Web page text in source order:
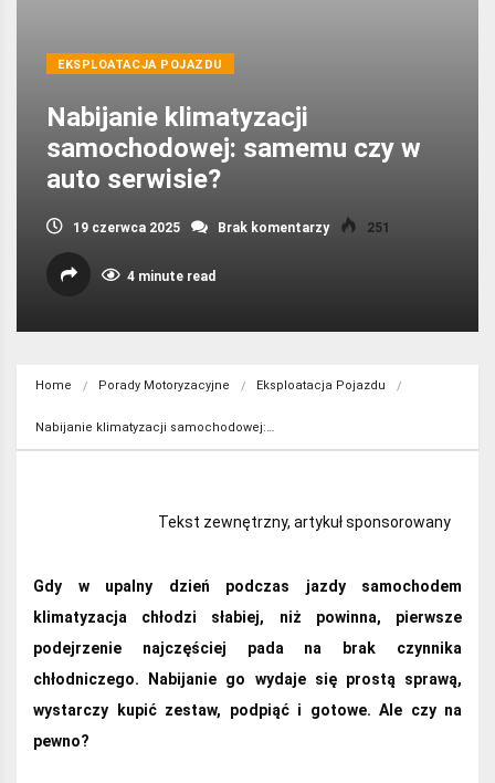
EKSPLOATACJA POJAZDU
Nabijanie klimatyzacji
samochodowej: samemu czy w
auto serwisie?
19 czerwca 2025 Brak komentarzy 251
4 minute read
Home Porady Motoryzacyjne Eksploatacja Pojazdu
Nabijanie klimatyzacji samochodowej:…
Tekst zewnętrzny, artykuł sponsorowany
Gdy w upalny dzień podczas jazdy samochodem
klimatyzacja chłodzi słabiej, niż powinna, pierwsze
podejrzenie najczęściej pada na brak czynnika
chłodniczego. Nabijanie go wydaje się prostą sprawą,
wystarczy kupić zestaw, podpiąć i gotowe. Ale czy na
pewno?